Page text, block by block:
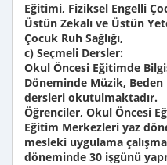
Eğitimi, Fiziksel Engelli
Üstün Zekalı ve Üstün
Çocuk Ruh Sağlığı,
c) Seçmeli Dersler:
Okul Öncesi Eğitimde
Döneminde Müzik, Beden
dersleri okutulmaktadır.
Öğrenciler, Okul Öncesi
Eğitim Merkezleri yaz
mesleki uygulama
döneminde 30 işgünü